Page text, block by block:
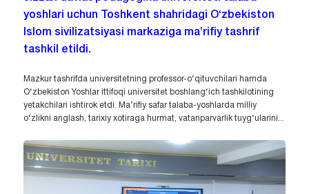
yoshlari uchun Toshkent shahridagi O‘zbekiston
Islom sivilizatsiyasi markaziga ma’rifiy tashrif
tashkil etildi.
Mazkur tashrifda universitetning professor-o‘qituvchilari hamda
O‘zbekiston Yoshlar ittifoqi universitet boshlang‘ich tashkilotining
yetakchilari ishtirok etdi. Ma’rifiy safar talaba-yoshlarda milliy
o‘zlikni anglash, tarixiy xotiraga hurmat, vatanparvarlik tuyg‘ularini...